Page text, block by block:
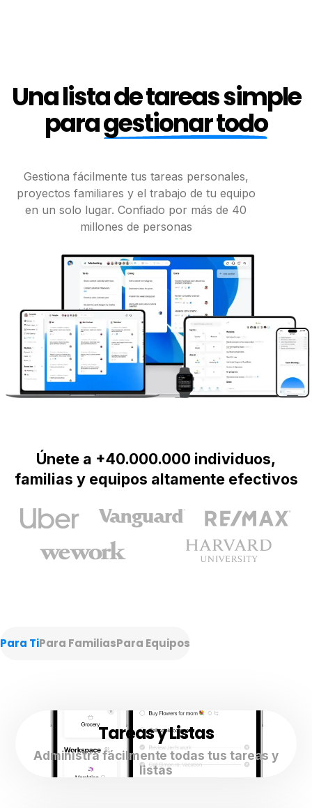
Una lista de tareas simple
paragestionar todo
Gestiona fácilmente tus tareas personales,
proyectos familiares yel trabajo de tu equipo
en un solo lugar. Confiado por más de 40
millones de personas
Únete a +40.000.000 individuos,
familias y equipos altamente efectivos
Para TiPara FamiliasPara Equipos
Tareas y Listas
Administra fácilmente todas tus tareas y
listas